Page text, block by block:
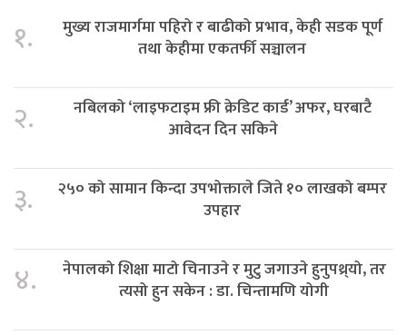
१.
मुख्य राजमार्गमा पहिरो र बाढीको प्रभाव, केही सडक पूर्ण
तथा केहीमा एकतर्फी सञ्चालन
२.
नबिलको ‘लाइफटाइम फ्री क्रेडिट कार्ड’ अफर, घरबाटै
आवेदन दिन सकिने
३.
२५० को सामान किन्दा उपभोक्ताले जिते १० लाखको बम्पर
उपहार
४.
नेपालको शिक्षा माटो चिनाउने र मुटु जगाउने हुनुपथ्र्यो, तर
त्यसो हुन सकेन : डा. चिन्तामणि योगी